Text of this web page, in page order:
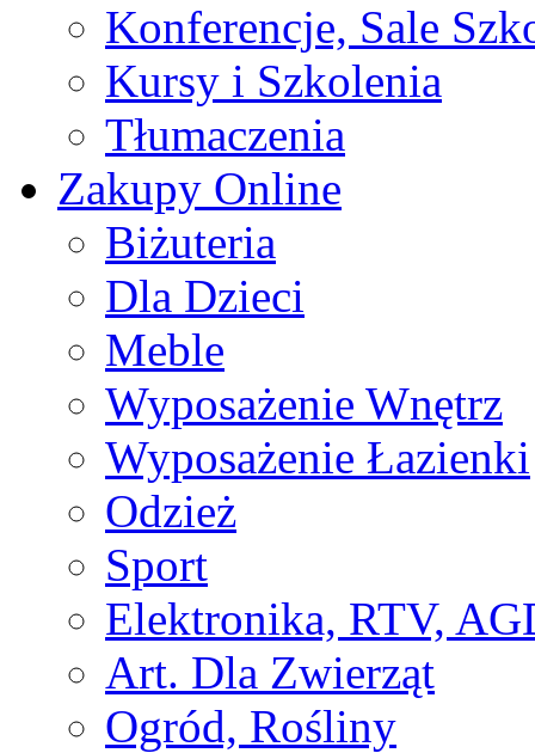
Konferencje, Sale
Kursy i Szkolenia
Tłumaczenia
Zakupy Online
Biżuteria
Dla Dzieci
Meble
Wyposażenie Wnętrz
Wyposażenie Łazienki
Odzież
Sport
Elektronika, RTV,
Art. Dla Zwierząt
Ogród, Rośliny